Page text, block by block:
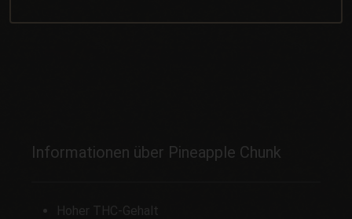
Informationen über Pineapple Chunk
Hoher THC-Gehalt